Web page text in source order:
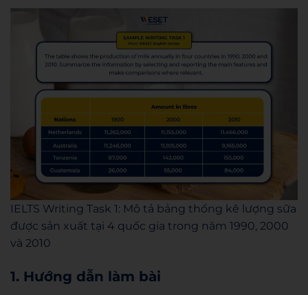
IELTS Writing Task 1: Mô tả bảng thống kê lượng sữa
được sản xuất tại 4 quốc gia trong năm 1990, 2000
và 2010
1. Hướng dẫn làm bài